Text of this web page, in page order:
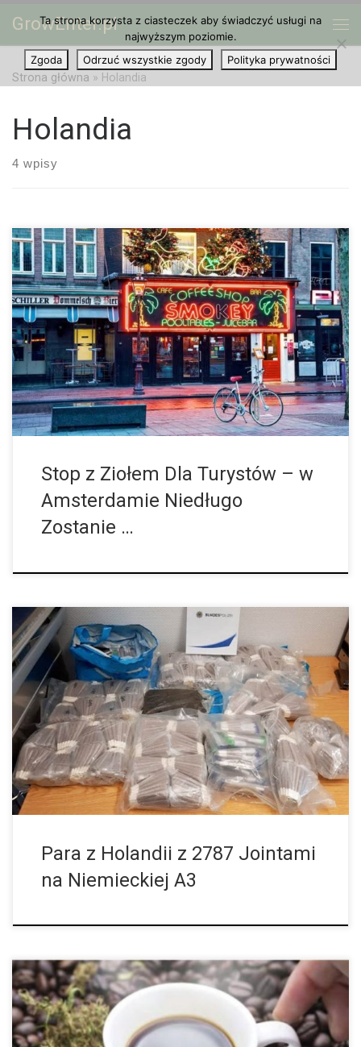
Przejdź do treści
GrowEnter.pl
Strona główna » Holandia
Holandia
4 wpisy
Stolica Holandii Amsterdam jest znana na całym świecie jako
mekka palaczy marihuany. Miłośnicy marihuany podróżują z
całego świata, aby delektować się zapasami marihuany w aż
166 coffeeshopach, które obecnie są […]
Stop z Ziołem Dla Turystów – w
Amsterdamie Niedługo
Zostanie …
Już w maju pewna para z Holandii przeżyła swój najczarniejszy
dzień w drodze z Hagi do Recklinghausen. Teraz dopiero
wypłynęły szczegóły tej sprawy. Jak wiadomo, policja na jednym
z parkingów […]
Para z Holandii z 2787 Jointami
na Niemieckiej A3
Tak, wiemy, że już od dziesiątek lat ganja i haszysz są dostępne
Ta strona korzysta z ciasteczek aby świadczyć usługi na
najwyższym poziomie.
Zgoda
Odrzuć wszystkie zgody Polityka prywatności